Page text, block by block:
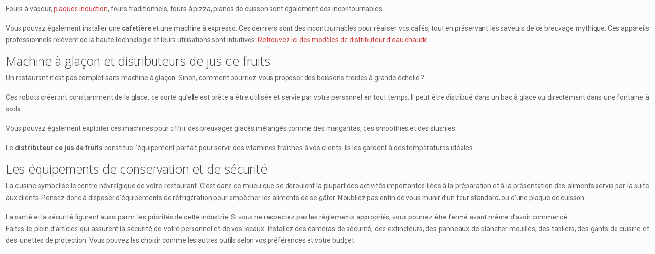
Fours à vapeur, plaques induction, fours traditionnels, fours à pizza, pianos de cuisson sont également des incontournables.
Vous pouvez également installer une cafetièreet une machine à expresso. Ces derniers sont des incontournables pour réaliser vos cafés, tout en préservant les saveurs de ce breuvage mythique. Ces appareils
professionnels relèvent de la haute technologie et leurs utilisations sont intuitives. Retrouvez ici des modèles de distributeur d’eau chaude
Machine à glaçon et distributeurs de jus de fruits
Un restaurant n’est pas complet sans machine à glaçon. Sinon, comment pourriez-vous proposer des boissons froides à grande échelle ?
Ces robots créeront constamment de la glace, de sorte qu’elle est prête à être utilisée et servie par votre personnel en tout temps. Il peut être distribué dans un bac à glace ou directement dans une fontaine à
soda.
Vous pouvez également exploiter ces machines pour offrir des breuvages glacés mélangés comme des margaritas, des smoothies et des slushies.
Le distributeur de jus de fruits constitue l’équipement parfait pour servir des vitamines fraîches à vos clients. Ils les gardent à des températures idéales.
Les équipements de conservation et de sécurité
La cuisine symbolise le centre névralgique de votre restaurant. C’est dans ce milieu que se déroulent la plupart des activités importantes liées à la préparation et à la présentation des aliments servis par la suite
aux clients. Pensez donc à disposer d’équipements de réfrigération pour empêcher les aliments de se gâter. N’oubliez pas enfin de vous munir d’un four standard, ou d’une plaque de cuisson.
La santé et la sécurité figurent aussi parmi les priorités de cette industrie. Si vous ne respectez pas les règlements appropriés, vous pourrez être fermé avant même d’avoir commencé.
Faites-le plein d’articles qui assurent la sécurité de votre personnel et de vos locaux. Installez des caméras de sécurité, des extincteurs, des panneaux de plancher mouillés, des tabliers, des gants de cuisine et
des lunettes de protection. Vous pouvez les choisir comme les autres outils selon vos préférences et votre budget.